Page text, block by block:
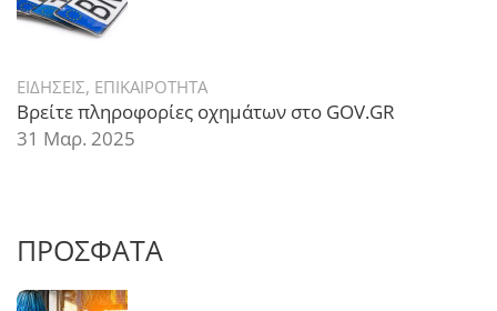
ΕΙΔΗΣΕΙΣ, ΕΠΙΚΑΙΡΟΤΗΤΑ
Βρείτε πληροφορίες οχημάτων στο GOV.GR
31 Μαρ. 2025
ΠΡΟΣΦΑΤΑ